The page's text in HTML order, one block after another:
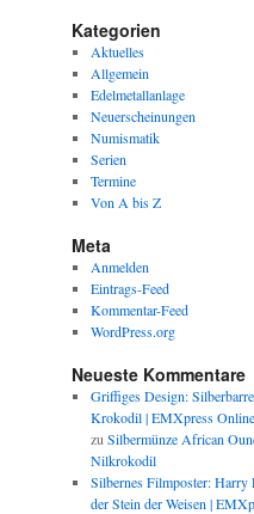
Kategorien
Aktuelles
Allgemein
Edelmetallanlage
Neuerscheinungen
Numismatik
Serien
Termine
Von A bis Z
Meta
Anmelden
Eintrags-Feed
Kommentar-Feed
WordPress.org
Neueste Kommentare
Griffiges Design:
Krokodil | EMXpress
zu Silbermünze African
Nilkrokodil
Silbernes Filmposter: Harry
der Stein der Weisen |